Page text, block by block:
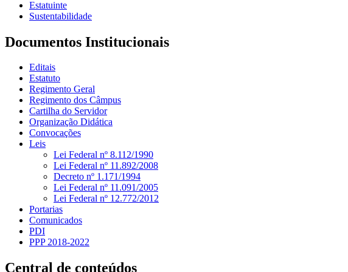
Estatuinte
Sustentabilidade
Documentos Institucionais
Editais
Estatuto
Regimento Geral
Regimento dos Câmpus
Cartilha do Servidor
Organização Didática
Convocações
Leis
Lei Federal nº 8.112/1990
Lei Federal nº 11.892/2008
Decreto nº 1.171/1994
Lei Federal nº 11.091/2005
Lei Federal nº 12.772/2012
Portarias
Comunicados
PDI
PPP 2018-2022
Central de conteúdos